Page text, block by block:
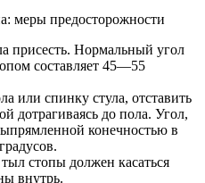
присесть. Нормальный угол
составляет 45—55
или спинку стула, отставить
дотрагиваясь до пола. Угол,
конечностью в
стопы должен касаться
внутрь.